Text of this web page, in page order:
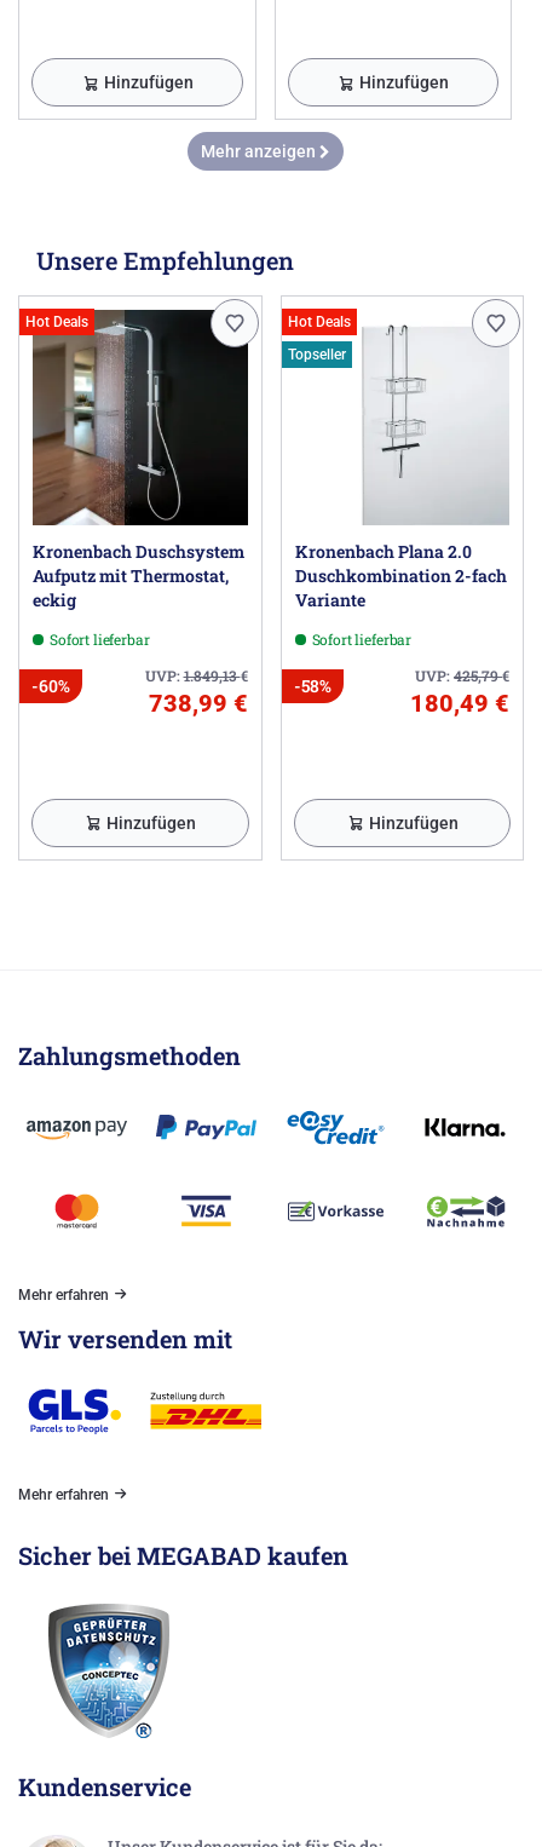
Hinzufügen Hinzufügen
Mehr anzeigen
Unsere Empfehlungen
Hot Deals
Kronenbach Duschsystem
Aufputz mit Thermostat,
eckig
Sofort lieferbar
UVP:1.849,13€
-60%
738,99 €
Hinzufügen
Hot Deals
Topseller
Kronenbach Plana 2.0
Duschkombination 2-fach
Variante
Sofort lieferbar
UVP:425,79€
-58%
180,49 €
Hinzufügen
Zahlungsmethoden
Mehr erfahren
Wir versenden mit
Mehr erfahren
Sicher bei MEGABAD kaufen
Kundenservice